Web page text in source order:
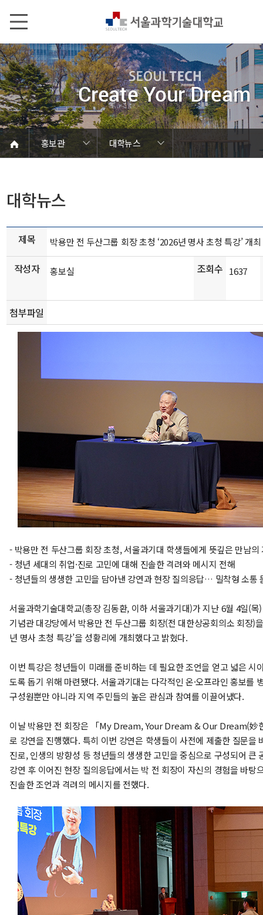
홍보관
대학뉴스
서울과기대 소개
열린총장실
대학현황
대학조직
대학상징
홍보관
캠퍼스 안내
학칙 및 규정
홍보관
대학뉴스
연구성과
발전기금/동문
Global
언론에서 본 SEOULTECH
보도자료
브로슈어
학내행사
동영상자료
사진자료
음악자료
대학뉴스
제목 박용만 전 두산그룹 회장 초청 ‘2026년 명사 초청 특강’ 개최
작성자 홍보실 조회수 1637
첨부파일
- 박용만 전 두산그룹 회장 초청, 서울과기대 학생들에게 뜻깊은 만남의
- 청년 세대의 취업·진로 고민에 대해 진솔한 격려와 메시지 전해
- 청년들의 생생한 고민을 담아낸 강연과 현장 질의응답… 밀착형 소통
서울과학기술대학교(총장 김동환, 이하 서울과기대)가 지난 6월 4일(목
기념관 대강당에서 박용만 전 두산그룹 회장(전 대한상공회의소 회장)
년 명사 초청 특강’을 성황리에 개최했다고 밝혔다.
이번 특강은 청년들이 미래를 준비하는 데 필요한 조언을 얻고 넓은 시
도록 돕기 위해 마련됐다. 서울과기대는 다각적인 온·오프라인 홍보를
구성원뿐만 아니라 지역 주민들의 높은 관심과 참여를 이끌어냈다.
이날 박용만 전 회장은 「My Dream, Your Dream & Our Dream(妙
로 강연을 진행했다. 특히 이번 강연은 학생들이 사전에 제출한 질문을
진로, 인생의 방향성 등 청년들의 생생한 고민을 중심으로 구성되어 큰
강연 후 이어진 현장 질의응답에서는 박 전 회장이 자신의 경험을 바탕
진솔한 조언과 격려의 메시지를 전했다.